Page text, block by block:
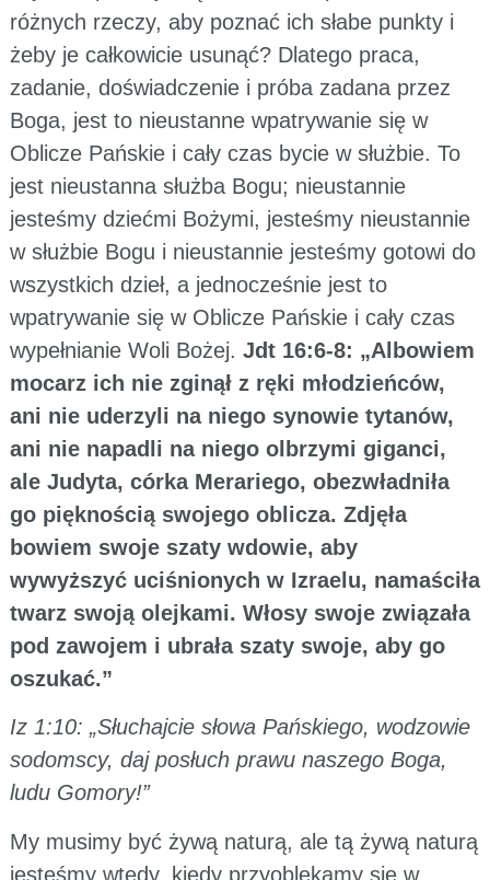
różnych rzeczy, aby poznać ich słabe punkty i
żeby je całkowicie usunąć? Dlatego praca,
zadanie, doświadczenie i próba zadana przez
Boga, jest to nieustanne wpatrywanie się w
Oblicze Pańskie i cały czas bycie w służbie. To
jest nieustanna służba Bogu; nieustannie
jesteśmy dziećmi Bożymi, jesteśmy nieustannie
w służbie Bogu i nieustannie jesteśmy gotowi do
wszystkich dzieł, a jednocześnie jest to
wpatrywanie się w Oblicze Pańskie i cały czas
wypełnianie Woli Bożej. Jdt 16:6-8: „Albowiem
mocarz ich nie zginął z ręki młodzieńców,
ani nie uderzyli na niego synowie tytanów,
ani nie napadli na niego olbrzymi giganci,
ale Judyta, córka Merariego, obezwładniła
go pięknością swojego oblicza. Zdjęła
bowiem swoje szaty wdowie, aby
wywyższyć uciśnionych w Izraelu, namaściła
twarz swoją olejkami. Włosy swoje związała
pod zawojem i ubrała szaty swoje, aby go
oszukać.”
Iz 1:10: „Słuchajcie słowa Pańskiego, wodzowie
sodomscy, daj posłuch prawu naszego Boga,
ludu Gomory!”
My musimy być żywą naturą, ale tą żywą naturą
jesteśmy wtedy, kiedy przyoblekamy się w